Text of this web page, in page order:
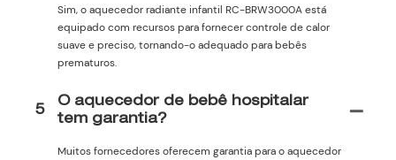
Sim, o aquecedor radiante infantil RC-BRW3000A está
equipado com recursos para fornecer controle de calor
suave e preciso, tornando-o adequado para bebês
prematuros.
5
O aquecedor de bebê hospitalar
tem garantia?
Muitos fornecedores oferecem garantia para o aquecedor